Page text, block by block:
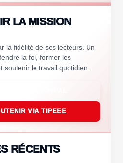
LA MISSION
la fidélité de ses lecteurs. Un
la foi, former les
soutenir le travail quotidien.
VIA TIPEEE
RÉCENTS